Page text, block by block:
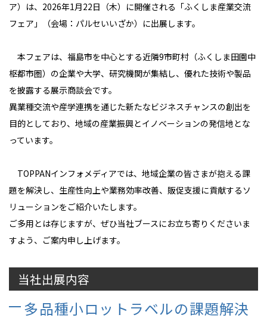
ア）は、2026年1月22日（木）に開催される「ふくしま産業交流
フェア」（会場：パルセいいざか）に出展します。
本フェアは、福島市を中心とする近隣9市町村（ふくしま田園中
枢都市圏）の企業や大学、研究機関が集結し、優れた技術や製品
を披露する展示商談会です。
異業種交流や産学連携を通じた新たなビジネスチャンスの創出を
目的としており、地域の産業振興とイノベーションの発信地とな
っています。
TOPPANインフォメディアでは、地域企業の皆さまが抱える課
題を解決し、生産性向上や業務効率改善、販促支援に貢献するソ
リューションをご紹介いたします。
ご多用とは存じますが、ぜひ当社ブースにお立ち寄りくださいま
すよう、ご案内申し上げます。
当社出展内容
多品種小ロットラベルの課題解決